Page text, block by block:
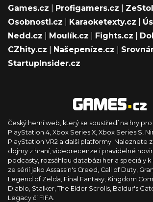
Games.cz
Profigamers.cz
Osobnosti.cz
Karaoketexty.cz
Nedd.cz
Moulík.cz Fights.cz
CZhity.cz
Našepeníze.cz
StartupInsider.cz
Český herní web, který se soustředí na hry pro
PlayStation 4, Xbox Series X, Xbox Series S,
PlayStation VR2 a další platformy. Naleznete
dojmy z hraní, videorecenze i pravidelné
podcasty, rozsáhlou databázi her a speciály
ze sérií jako Assassin's Creed, Call of Duty,
Legend of Zelda, Final Fantasy, Kingdom
Diablo, Stalker, The Elder Scrolls, Baldur's
Legacy či FIFA.